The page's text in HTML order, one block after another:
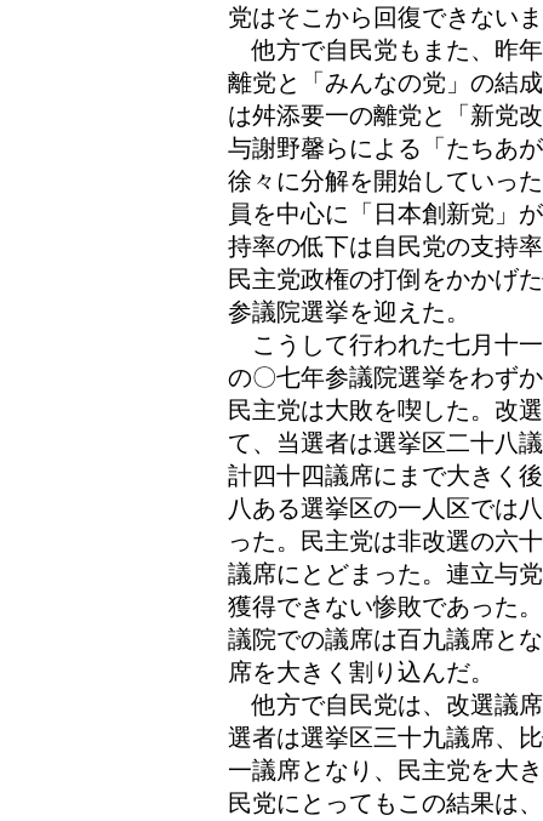
党はそこから回復できない
他方で自民党もまた、昨
離党と「みんなの党」の結
は舛添要一の離党と「新党
与謝野馨らによる「たちあ
徐々に分解を開始していっ
員を中心に「日本創新党」
持率の低下は自民党の支持
民主党政権の打倒をかかげ
参議院選挙を迎えた。
こうして行われた七月十
の〇七年参議院選挙をわず
民主党は大敗を喫した。改
て、当選者は選挙区二十八
計四十四議席にまで大きく
八ある選挙区の一人区では
った。民主党は非改選の六
議席にとどまった。連立与
獲得できない惨敗であった
議院での議席は百九議席と
席を大きく割り込んだ。
他方で自民党は、改選議
選者は選挙区三十九議席、
一議席となり、民主党を大
民党にとってもこの結果は